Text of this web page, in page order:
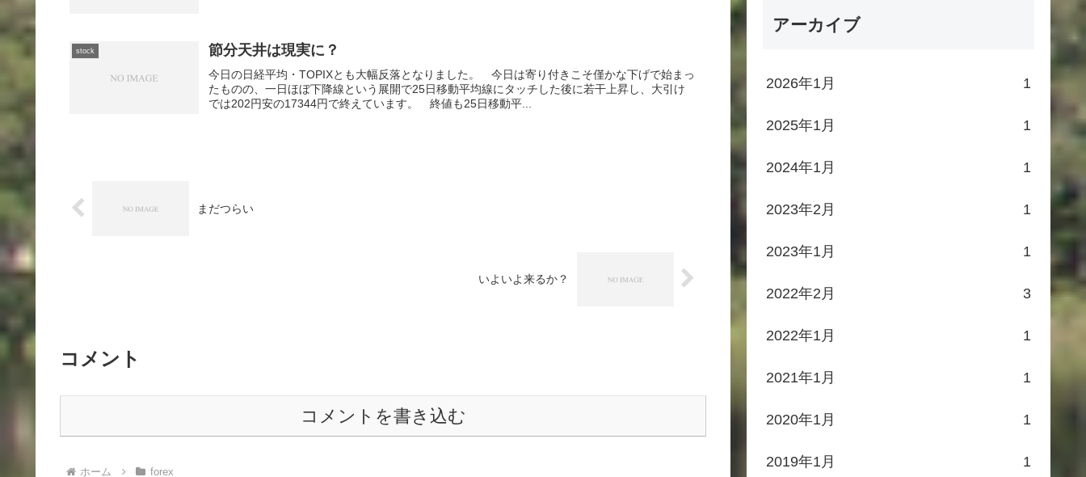
stock 節分天井は現実に？
今日の日経平均・TOPIXとも大幅反落となりました。 今日は寄り付きこそ僅かな下げで始まっ
たものの、一日ほぼ下降線という展開で25日移動平均線にタッチした後に若干上昇し、大引け
では202円安の17344円で終えています。 終値も25日移動平...
まだつらい
いよいよ来るか？
コメント
コメントを書き込む
ホーム forex
アーカイブ
2026年1月 1
2025年1月 1
2024年1月 1
2023年2月 1
2023年1月 1
2022年2月 3
2022年1月 1
2021年1月 1
2020年1月 1
2019年1月 1